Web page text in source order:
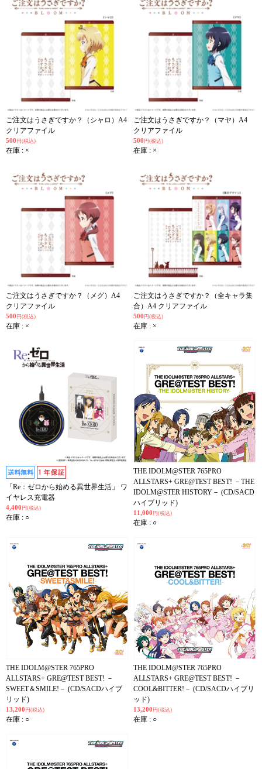
ご注文はうさぎですか？（シャロ）A4
クリアファイル
500 円(税込)
在庫 : ×
ご注文はうさぎですか？（マヤ）A4
クリアファイル
500 円(税込)
在庫 : ×
ご注文はうさぎですか？（メグ）A4
クリアファイル
500 円(税込)
在庫 : ×
ご注文はうさぎですか？（全キャラ集
合）A4 クリアファイル
500 円(税込)
在庫 : ×
「Re：ゼロから始める異世界生活」 ワ
イヤレス充電器
4,400 円(税込)
在庫 : ○
THE IDOLM@STER 765PRO
ALLSTARS+ GRE@TEST BEST! －THE
IDOLM@STER HISTORY－ (CD/SACD
ハイブリッド)
11,000 円(税込)
在庫 : ○
THE IDOLM@STER 765PRO
ALLSTARS+ GRE@TEST BEST! －
SWEET＆SMILE!－ (CD/SACDハイブ
リッド)
13,200 円(税込)
在庫 : ○
THE IDOLM@STER 765PRO
ALLSTARS+ GRE@TEST BEST! －
COOL&BITTER!－ (CD/SACDハイブリ
ッド)
13,200 円(税込)
在庫 : ○